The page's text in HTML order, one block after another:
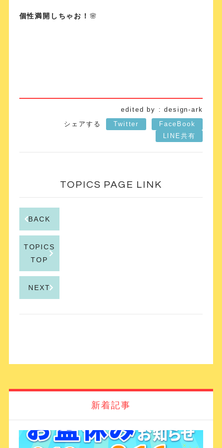
個性満開しちゃお！ 🌸
edited by : design-ark
シェアする
Twitter
FaceBook
LINE共有
TOPICS PAGE LINK
BACK
TOPICS
TOP
NEXT
新着記事